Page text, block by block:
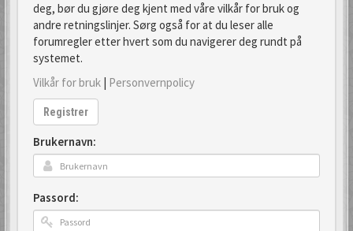
deg, bør du gjøre deg kjent med våre vilkår for bruk og
andre retningslinjer. Sørg også for at du leser alle
forumregler etter hvert som du navigerer deg rundt på
systemet.
Vilkår for bruk | Personvernpolicy
Registrer
Brukernavn:
Passord: